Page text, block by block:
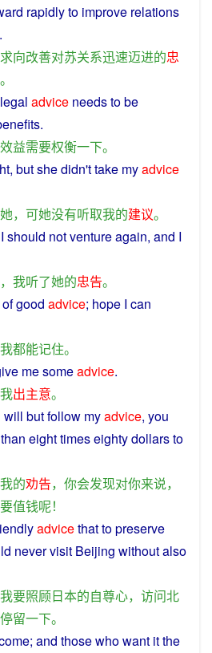
rapidlyto improve relations
向改善对苏关系迅速迈进的忠
。
legal advice needsto be
.
效益需要权衡一下。
, butshedidn'ttake myadvice
她， 可她没有听取我的建议。
I should notventureagain, and I
， 我听了她的忠告。
good advice; hope I can
我都能记住。
mesomeadvice.
我出主意。
will butfollow myadvice, you
than eighttimeseightydollarsto
我的劝告， 你会发现对你来说，
要值钱呢！
advicethattopreserve
nevervisit Beijing withoutalso
我要照顾日本的自尊心， 访问北
停留一下。
and thosewhowant itthe